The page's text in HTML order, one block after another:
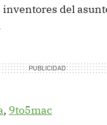
del
, 9to5mac